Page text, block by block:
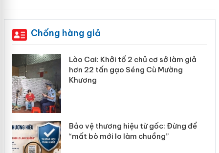
Chống hàng giả
Lào Cai: Khởi tố 2 chủ cơ sở làm giả
hơn 22 tấn gạo Séng Cù Mường
Khương
Bảo vệ thương hiệu từ gốc: Đừng để
“mất bò mới lo làm chuồng”